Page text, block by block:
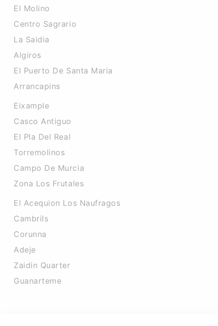
El Molino
Centro Sagrario
La Saidia
Algiros
El Puerto De Santa Maria
Arrancapins
Eixample
Casco Antiguo
El Pla Del Real
Torremolinos
Campo De Murcia
Zona Los Frutales
El Acequion Los Naufragos
Cambrils
Corunna
Adeje
Zaidin Quarter
Guanarteme